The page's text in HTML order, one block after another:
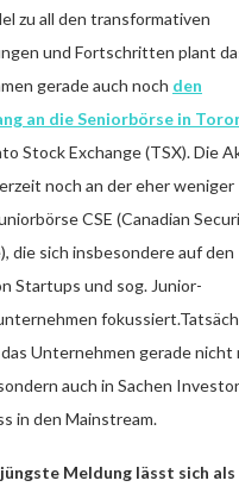
zu all den transformativen
und Fortschritten plant
gerade auch noch den
an die Seniorbörse in
Stock Exchange (TSX). Die
noch an der eher weniger
CSE (Canadian
die sich insbesondere auf den
Startups und sog. Junior-
Unternehmen gerade nicht
auch in Sachen Investor
in den Mainstream.
Meldung lässt sich als